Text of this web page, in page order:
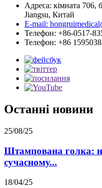
Адреса: кімната 706,
Jiangsu, Китай
E-mail:
Телефон: +86-0517-
Телефон: +86
Останні новини
25/08/25
Штампована голка:
сучасному...
18/04/25